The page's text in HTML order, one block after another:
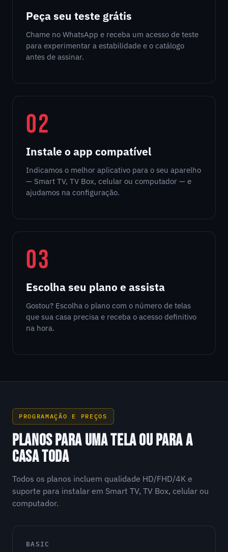
Peça seu teste grátis
Chame no WhatsApp e receba um acesso de teste
para experimentar a estabilidade e o catálogo
antes de assinar.
02
Instale o app compatível
Indicamos o melhor aplicativo para o seu aparelho
— Smart TV, TV Box, celular ou computador — e
ajudamos na configuração.
03
Escolha seu plano e assista
Gostou? Escolha o plano com o número de telas
que sua casa precisa e receba o acesso definitivo
na hora.
PROGRAMAÇÃO E PREÇOS
PLANOS PARA UMA TELA OU PARA A
CASA TODA
Todos os planos incluem qualidade HD/FHD/4K e
suporte para instalar em Smart TV, TV Box, celular ou
computador.
BASIC